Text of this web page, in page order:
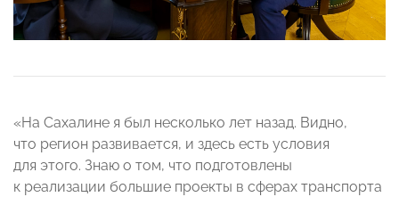
«На Сахалине я был несколько лет назад. Видно,
что регион развивается, и здесь есть условия
для этого. Знаю о том, что подготовлены
к реализации большие проекты в сферах транспорта